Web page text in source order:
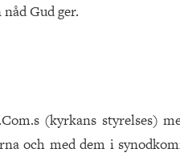
Gud ger.
(kyrkans styrelses)
och med dem i